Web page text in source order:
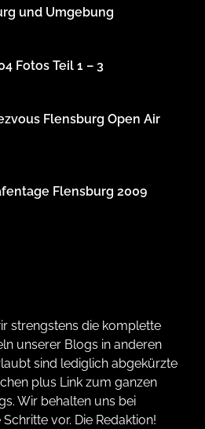
und Umgebung
Fotos Teil 1 – 3
Flensburg Open Air
Flensburg 2009
strengstens die komplette
unserer Blogs in anderen
sind lediglich abgekürzte
plus Link zum ganzen
Wir behalten uns bei
vor. Die Redaktion!